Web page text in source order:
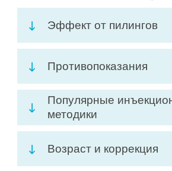
Эффект от пилингов
Противопоказания
Популярные
методики
Возраст и коррекция